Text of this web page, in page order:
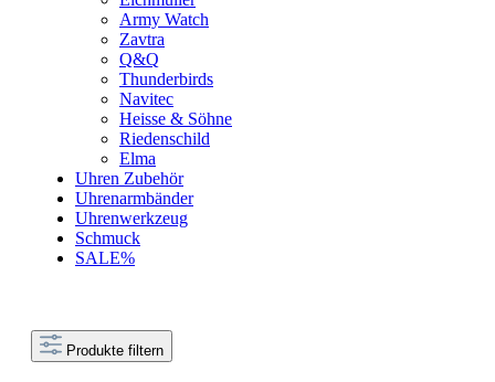
Army Watch
Zavtra
Q&Q
Thunderbirds
Navitec
Heisse & Söhne
Riedenschild
Elma
Uhren Zubehör
Uhrenarmbänder
Uhrenwerkzeug
Schmuck
SALE%
Produkte filtern